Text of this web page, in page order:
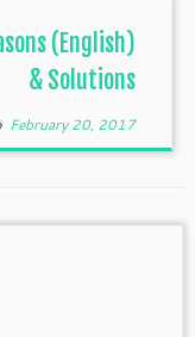
& Solutions
February 20, 2017